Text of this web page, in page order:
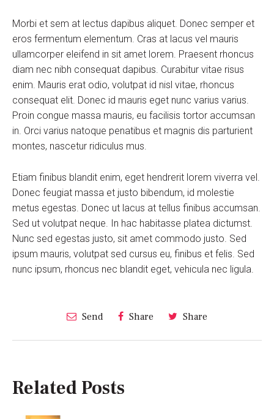
Morbi et sem at lectus dapibus aliquet. Donec semper et
eros fermentum elementum. Cras at lacus vel mauris
ullamcorper eleifend in sit amet lorem. Praesent rhoncus
diam nec nibh consequat dapibus. Curabitur vitae risus
enim. Mauris erat odio, volutpat id nisl vitae, rhoncus
consequat elit. Donec id mauris eget nunc varius varius.
Proin congue massa mauris, eu facilisis tortor accumsan
in. Orci varius natoque penatibus et magnis dis parturient
montes, nascetur ridiculus mus.
Etiam finibus blandit enim, eget hendrerit lorem viverra vel.
Donec feugiat massa et justo bibendum, id molestie
metus egestas. Donec ut lacus at tellus finibus accumsan.
Sed ut volutpat neque. In hac habitasse platea dictumst.
Nunc sed egestas justo, sit amet commodo justo. Sed
ipsum mauris, volutpat sed cursus eu, finibus et felis. Sed
nunc ipsum, rhoncus nec blandit eget, vehicula nec ligula.
Send Share Share
Related Posts